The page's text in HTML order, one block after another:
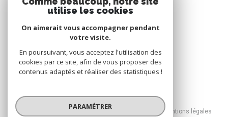
Nous suivre
© 2026 | Tous droits réservés
Nos honoraires
Nos partenaires Mentions légales
utilise les cookies
On aimerait vous accompagner pendant
votre visite.
En poursuivant, vous acceptez l'utilisation des
cookies par ce site, afin de vous proposer des
contenus adaptés et réaliser des statistiques !
PARAMÉTRER